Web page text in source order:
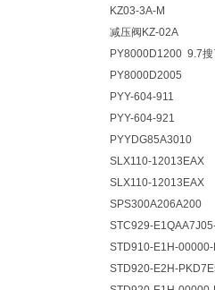
KZ03-3A-M
减压阀KZ-02A
PY8000D1200 9.7搜
PY8000D2005
PYY-604-911
PYY-604-921
PYYDG85A3010
SLX110-12013EAX
SLX110-12013EAX
SPS300A206A200
STC929-
STD910-E1H-
STD920-E2H-